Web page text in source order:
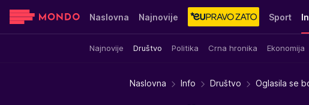
Naslovna Najnovije Sport
Najnovije Društvo Politika Crna hronika Ekonomija
Sensa Stvar ukusa Yumama
Naslovna Info Društvo Oglasila se